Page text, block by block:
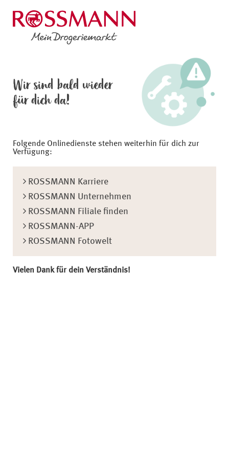
Wir sind bald wieder
für dich da!
Folgende Onlinedienste stehen weiterhin für dich zur
Verfügung:
ROSSMANN Karriere
ROSSMANN Unternehmen
ROSSMANN Filiale finden
ROSSMANN-APP
ROSSMANN Fotowelt
Vielen Dank für dein Verständnis!